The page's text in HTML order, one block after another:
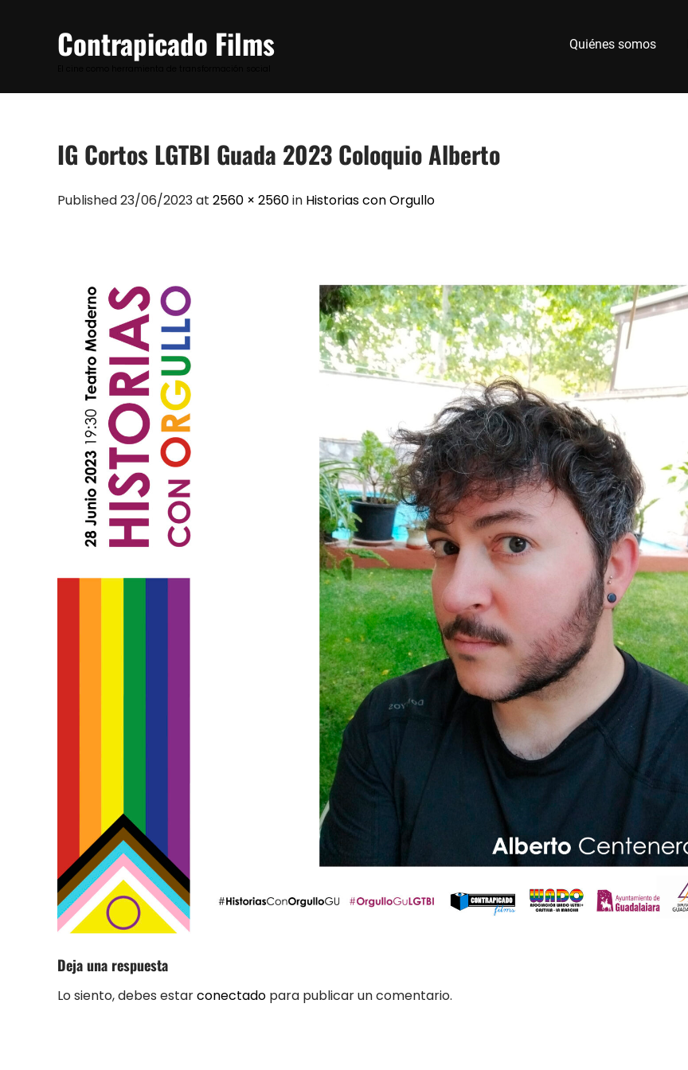
Contrapicado Films Quiénes somos
IG Cortos LGTBI Guada 2023 Coloquio Alberto
Published 23/06/2023 at 2560 × 2560in Historias con Orgullo
Deja una respuesta
Lo siento, debes estarconectado para publicar un comentario.